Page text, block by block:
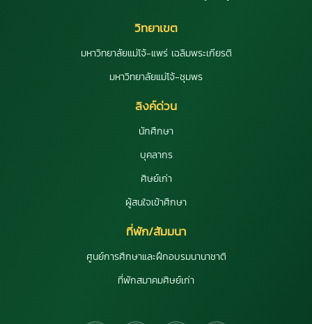
วิทยาเขต
มหาวิทยาลัยแม่โจ้-แพร่ เฉลิมพระเกียรติ
มหาวิทยาลัยแม่โจ้-ชุมพร
ลิงค์ด่วน
นักศึกษา
บุคลากร
ศิษย์เก่า
ผู้สนใจเข้าศึกษา
ที่พัก/สัมมนา
ศูนย์การศึกษาและฝึกอบรมนานาชาติ
ที่พักสมาคมศิษย์เก่า